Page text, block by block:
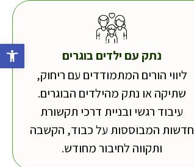
פתח
נתק עם ילדים בוגרים
ליווי הורים המתמודדים עם ריחוק,
שתיקה או נתק מהילדים הבוגרים.
עיבוד רגשי ובניית דרכי תקשורת
חדשות המבוססות על כבוד, הקשבה
ותקווה לחיבור מחודש.